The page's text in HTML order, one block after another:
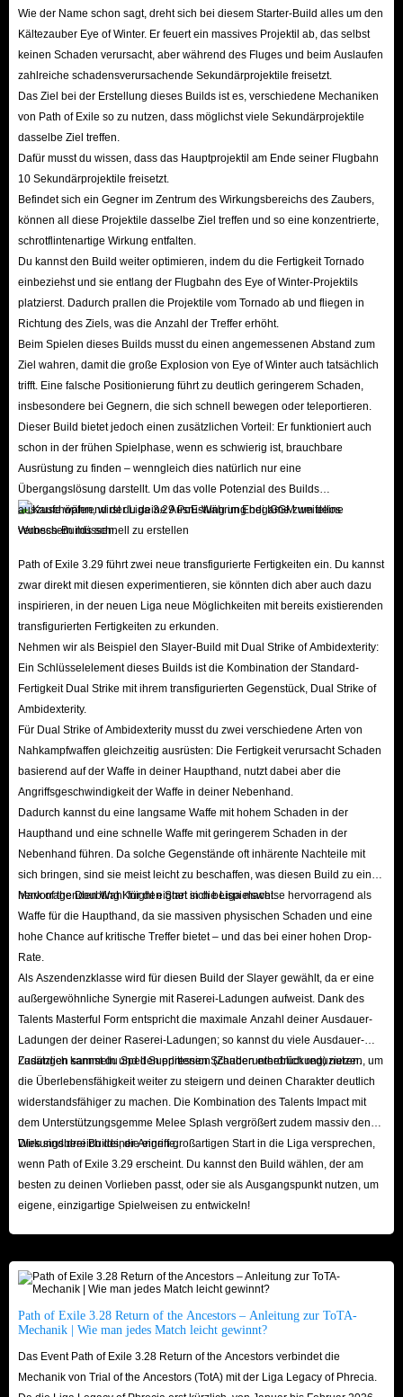
Kreditkarten, Google Pay, Apple Paysowie lokale Zahlungsmittel.
Kann ich eine Rückerstattung erhalten?
Solange die Währung noch nicht geliefert wurde, können Sie jederzeit eine
Rückerstattung beantragen. Wir bearbeiten diese schnellstmöglich und
erstatten den Betrag auf Ihr Konto zurück.
Zusammenfassend lässt sich sagen: Einzigartige PS-Orbs sind entscheidend,
exzellentem Service und einer fairen Rückerstattungspolitik istIGGMder
führende Marktplatz für Path of Exile PS4/5-Währung. Wir wünschen
Ihnen einen erfolgreichen Handel!
Wie der Name schon sagt, dreht sich bei diesem Starter-Build alles um den
Kältezauber Eye of Winter. Er feuert ein massives Projektil ab, das selbst
keinen Schaden verursacht, aber während des Fluges und beim Auslaufen
zahlreiche schadensverursachende Sekundärprojektile freisetzt.
Das Ziel bei der Erstellung dieses Builds ist es, verschiedene Mechaniken
von Path of Exile so zu nutzen, dass möglichst viele Sekundärprojektile
dasselbe Ziel treffen.
Dafür musst du wissen, dass das Hauptprojektil am Ende seiner Flugbahn
10 Sekundärprojektile freisetzt.
Befindet sich ein Gegner im Zentrum des Wirkungsbereichs des Zaubers,
können all diese Projektile dasselbe Ziel treffen und so eine konzentrierte,
schrotflintenartige Wirkung entfalten.
Du kannst den Build weiter optimieren, indem du die Fertigkeit Tornado
einbeziehst und sie entlang der Flugbahn des Eye of Winter-Projektils
platzierst. Dadurch prallen die Projektile vom Tornado ab und fliegen in
Richtung des Ziels, was die Anzahl der Treffer erhöht.
Beim Spielen dieses Builds musst du einen angemessenen Abstand zum
Ziel wahren, damit die große Explosion von Eye of Winter auch tatsächlich
trifft. Eine falsche Positionierung führt zu deutlich geringerem Schaden,
insbesondere bei Gegnern, die sich schnell bewegen oder teleportieren.
Dieser Build bietet jedoch einen zusätzlichen Vorteil: Er funktioniert auch
schon in der frühen Spielphase, wenn es schwierig ist, brauchbare
Ausrüstung zu finden – wenngleich dies natürlich nur eine
Übergangslösung darstellt. Um das volle Potenzial des Builds
auszuschöpfen, wirst du deine Ausrüstung im Endgame zweifellos
verbessern müssen.
Path of Exile 3.29 führt zwei neue transfigurierte Fertigkeiten ein. Du kannst
zwar direkt mit diesen experimentieren, sie könnten dich aber auch dazu
inspirieren, in der neuen Liga neue Möglichkeiten mit bereits existierenden
transfigurierten Fertigkeiten zu erkunden.
Nehmen wir als Beispiel den Slayer-Build mit Dual Strike of Ambidexterity:
Ein Schlüsselelement dieses Builds ist die Kombination der Standard-
Fertigkeit Dual Strike mit ihrem transfigurierten Gegenstück, Dual Strike of
Ambidexterity.
Für Dual Strike of Ambidexterity musst du zwei verschiedene Arten von
Nahkampfwaffen gleichzeitig ausrüsten: Die Fertigkeit verursacht Schaden
basierend auf der Waffe in deiner Haupthand, nutzt dabei aber die
Angriffsgeschwindigkeit der Waffe in deiner Nebenhand.
Dadurch kannst du eine langsame Waffe mit hohem Schaden in der
Haupthand und eine schnelle Waffe mit geringerem Schaden in der
Nebenhand führen. Da solche Gegenstände oft inhärente Nachteile mit
sich bringen, sind sie meist leicht zu beschaffen, was diesen Build zu einer
hervorragenden Wahl für den Start in die Liga macht.
Mark of the Doubting Knight eignet sich beispielsweise hervorragend als
Waffe für die Haupthand, da sie massiven physischen Schaden und eine
hohe Chance auf kritische Treffer bietet – und das bei einer hohen Drop-
Rate.
Als Aszendenzklasse wird für diesen Build der Slayer gewählt, da er eine
außergewöhnliche Synergie mit Raserei-Ladungen aufweist. Dank des
Talents Masterful Form entspricht die maximale Anzahl deiner Ausdauer-
Ladungen der deiner Raserei-Ladungen; so kannst du viele Ausdauer-
Ladungen sammeln und den erlittenen Schaden erheblich reduzieren.
Zusätzlich kannst du Spell Suppression (Zauberunterdrückung) nutzen, um
die Überlebensfähigkeit weiter zu steigern und deinen Charakter deutlich
widerstandsfähiger zu machen. Die Kombination des Talents Impact mit
dem Unterstützungsgemme Melee Splash vergrößert zudem massiv den
Wirkungsbereich deiner Angriffe.
Dies sind drei Builds, die einen großartigen Start in die Liga versprechen,
wenn Path of Exile 3.29 erscheint. Du kannst den Build wählen, der am
besten zu deinen Vorlieben passt, oder sie als Ausgangspunkt nutzen, um
eigene, einzigartige Spielweisen zu entwickeln!
Path of Exile 3.28 Return of the Ancestors – Anleitung zur ToTA-
Mechanik | Wie man jedes Match leicht gewinnt?
Das Event Path of Exile 3.28 Return of the Ancestors verbindet die
Mechanik von Trial of the Ancestors (TotA) mit der Liga Legacy of Phrecia.